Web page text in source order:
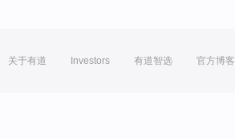
关于有道 Investors 有道智选 官方博客